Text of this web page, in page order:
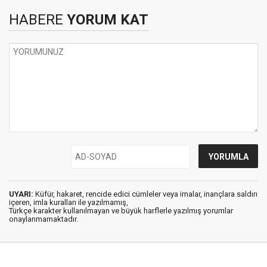
HABERE YORUM KAT
UYARI: Küfür, hakaret, rencide edici cümleler veya imalar, inançlara saldırı
içeren, imla kuralları ile yazılmamış,
Türkçe karakter kullanılmayan ve büyük harflerle yazılmış yorumlar
onaylanmamaktadır.